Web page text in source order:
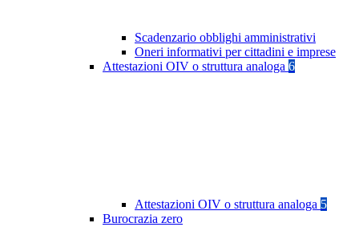
Scadenzario obblighi amministrativi
Oneri informativi per cittadini e imprese
Attestazioni OIV o struttura analoga 6
Attestazioni OIV o struttura analoga 5
Burocrazia zero